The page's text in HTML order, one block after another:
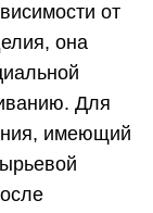
от
она
Для
имеющий